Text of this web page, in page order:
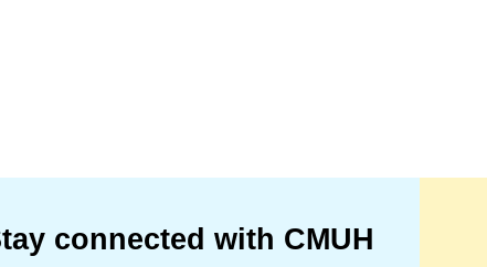
connected with CMUH